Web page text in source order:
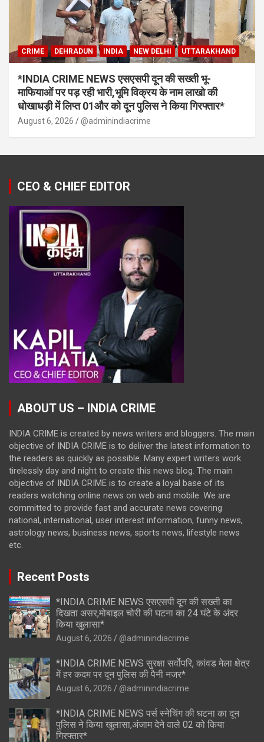
CRIME DEHRADUN INDIA NEW DELHI UTTARAKHAND
*INDIA CRIME NEWS एसएसपी दून की सख्ती भू-
माफियाओं पर पड़ रही भारी,भूमि विक्रय के नाम लाखो की
धोखाधड़ी में लिप्त 01और को दून पुलिस ने किया गिरफ्तार*
August 6, 2026 @adminindiacrime
CEO & CHIEF EDITOR
ABOUT US – INDIA CRIME
INDIA CRIME is created by news writers and bloggers. The main
objective of INDIA CRIME is to deliver the latest information to
the readers as quickly as possible. Many expert writers work
tirelessly day and night to create this news blog. The main
objective of INDIA CRIME is to create a loyal base of its
readers watching online news on web and mobile. We are
committed to provide fast and accurate news covering
national, international, user interest information, funny news,
astrology news, business news, sports news, lifestyle news
etc.
Recent Posts
*INDIA CRIME NEWS एसएसपी दून की सख्ती का
दिखता असर,मोबाइल चोरी की घटना का 24 घंटे के अंदर
किया खुलासा*
August 6, 2026 @adminindiacrime
*INDIA CRIME NEWS सुरक्षा सर्वोपरि, कांवड मेला क्षेत्र
में हर कदम पर दून पुलिस की पैनी नजर*
August 6, 2026 @adminindiacrime
*INDIA CRIME NEWS पर्स स्नेचिंग की घटना का दून
पुलिस ने किया खुलासा,अंजाम देने वाले 02 को किया
गिरफ्तार*